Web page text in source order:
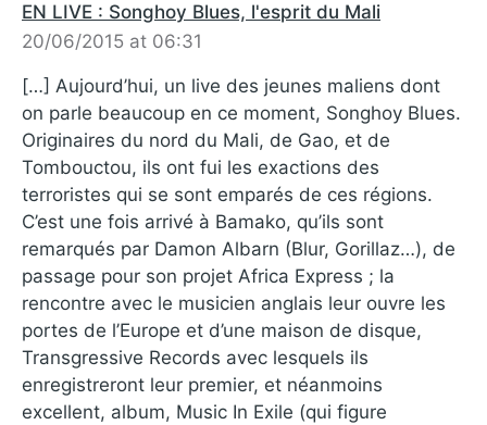
EN LIVE : Songhoy Blues, l'esprit du Mali
20/06/2015 at 06:31
[…] Aujourd’hui, un live des jeunes maliens dont
on parle beaucoup en ce moment, Songhoy Blues.
Originaires du nord du Mali, de Gao, et de
Tombouctou, ils ont fui les exactions des
terroristes qui se sont emparés de ces régions.
C’est une fois arrivé à Bamako, qu’ils sont
remarqués par Damon Albarn (Blur, Gorillaz…), de
passage pour son projet Africa Express ; la
rencontre avec le musicien anglais leur ouvre les
portes de l’Europe et d’une maison de disque,
Transgressive Records avec lesquels ils
enregistreront leur premier, et néanmoins
excellent, album, Music In Exile (qui figure